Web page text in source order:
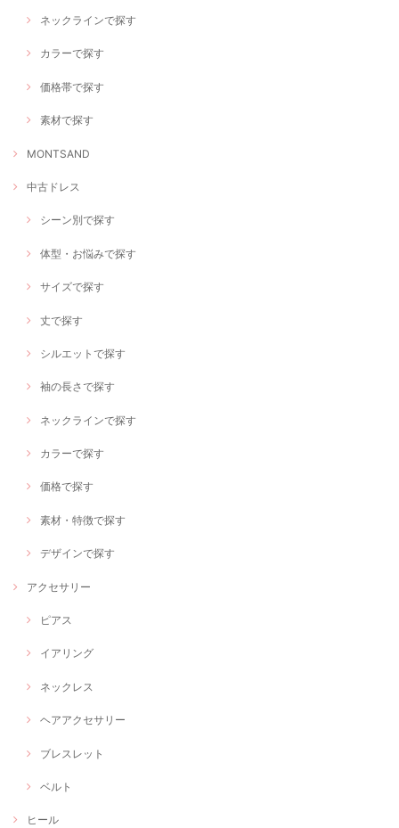
ネックラインで探す
カラーで探す
価格帯で探す
素材で探す
MONTSAND
中古ドレス
シーン別で探す
体型・お悩みで探す
サイズで探す
丈で探す
シルエットで探す
袖の長さで探す
ネックラインで探す
カラーで探す
価格で探す
素材・特徴で探す
デザインで探す
アクセサリー
ピアス
イアリング
ネックレス
ヘアアクセサリー
ブレスレット
ベルト
ヒール